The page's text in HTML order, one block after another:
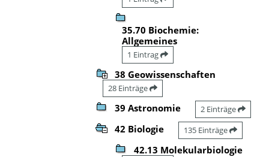
35.70 Biochemie:
Allgemeines
1 Eintrag
38 Geowissenschaften
28 Einträge
39 Astronomie 2 Einträge
42 Biologie 135 Einträge
42.13 Molekularbiologie